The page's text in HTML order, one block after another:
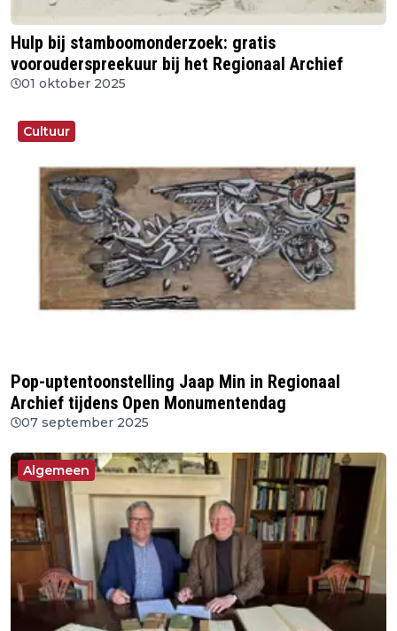
Hulp bij stamboomonderzoek: gratis
voorouderspreekuur bij het Regionaal Archief
01 oktober 2025
Cultuur
Pop-uptentoonstelling Jaap Min in Regionaal
Archief tijdens Open Monumentendag
07 september 2025
Algemeen